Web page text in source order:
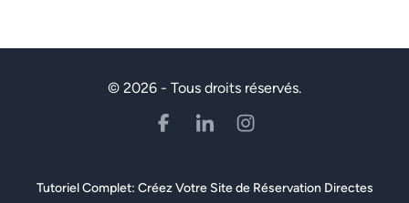
© 2026 - Tous droits réservés.
Tutoriel Complet: Créez Votre Site de Réservation Directes